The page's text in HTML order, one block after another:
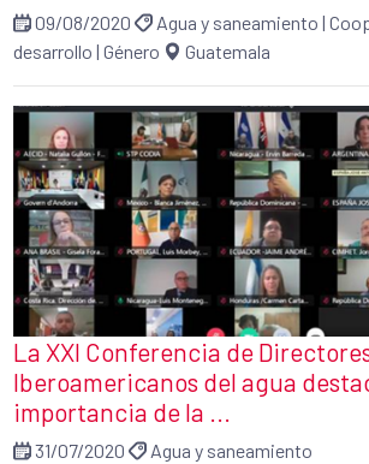
09/08/2020 Agua y saneamiento |
desarrollo | Género Guatemala
La XXI Conferencia de
Iberoamericanos del agua
importancia de la ...
31/07/2020 Agua y saneamiento